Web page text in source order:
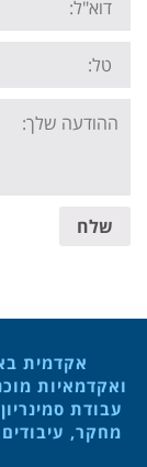
Tel:
Your
message:
שלח
אקדמית
ואקדמאיות
עבודת
מחקר,